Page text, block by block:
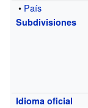
• País
Subdivisiones
Idioma oficial